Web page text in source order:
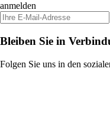
anmelden
Bleiben Sie in
Folgen Sie uns in den